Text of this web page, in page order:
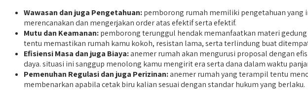
Wawasan dan juga Pengetahuan:pemborong rumah memiliki pengetahuan
merencanakan dan mengerjakan order atas efektif serta efektif.
Mutu dan Keamanan:pemborong terunggul hendak memanfaatkan materi
tentu memastikan rumah kamu kokoh, resistan lama, serta terlindung buat
Efisiensi Masa dan juga Biaya:anemer rumah akan mengurusi proposal dengan
daya. situasi ini sanggup menolong kamu mengirit era serta dana dalam waktu
Pemenuhan Regulasi dan juga Perizinan:anemer rumah yang terampil tentu
membenarkan apabila cetak biru kalian sesuai dengan standar hukum yang berlaku.